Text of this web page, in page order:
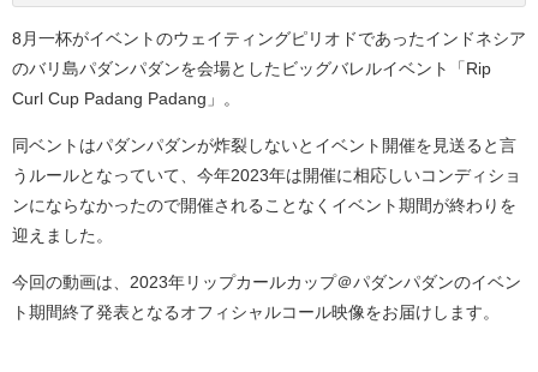
8月一杯がイベントのウェイティングピリオドであったインドネシア
のバリ島パダンパダンを会場としたビッグバレルイベント「Rip
Curl Cup Padang Padang」。
同ベントはパダンパダンが炸裂しないとイベント開催を見送ると言
うルールとなっていて、今年2023年は開催に相応しいコンディショ
ンにならなかったので開催されることなくイベント期間が終わりを
迎えました。
今回の動画は、2023年リップカールカップ＠パダンパダンのイベン
ト期間終了発表となるオフィシャルコール映像をお届けします。